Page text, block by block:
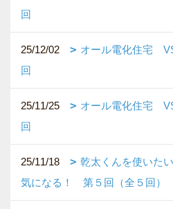
回
25/12/02
オール電化住宅
回
25/11/25
オール電化住宅
回
25/11/18
乾太くんを使いた
気になる！ 第５回（全５回）